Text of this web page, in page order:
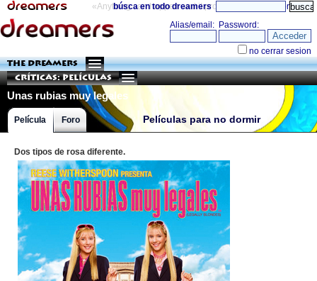
«Anything can happen and it probably will» directorio
búsca en todo dreamers
THE DREAMERS
Críticas: Películas
Unas rubias muy legales
Películas para no dormir
Película Foro
Dos tipos de rosa diferente.